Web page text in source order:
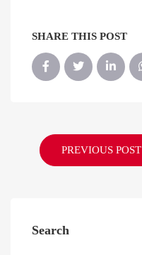
SHARE THIS POST
PREVIOUS POST
Search